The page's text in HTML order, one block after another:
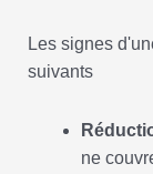
Les signes
suivants
ne